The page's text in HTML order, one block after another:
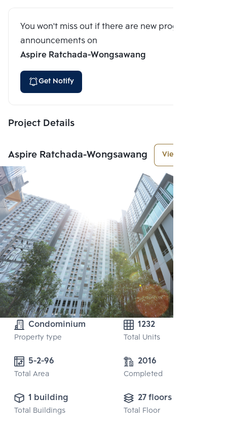
You won't miss out if there are new program
announcements on
Aspire Ratchada-Wongsawang
Get Notify
Project Details
Aspire Ratchada-Wongsawang View More
Condominium
Property type
1232
Total Units
5-2-96
Total Area
2016
Completed
1 building
Total Buildings
27 floors
Total Floor